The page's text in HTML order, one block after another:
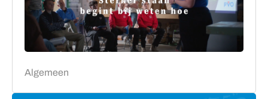
Algemeen